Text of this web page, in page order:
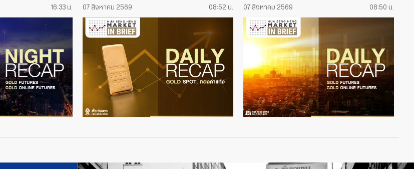
16:33 น. 07 สิงหาคม 2569 08:52 น. 07 สิงหาคม 2569 08:50 น.